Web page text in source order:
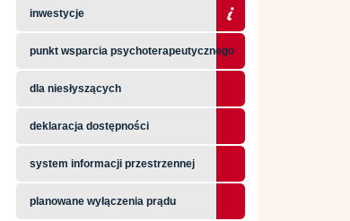
inwestycje
punkt wsparcia psychoterapeutycznego
dla niesłyszących
deklaracja dostępności
system informacji przestrzennej
planowane wyłączenia prądu